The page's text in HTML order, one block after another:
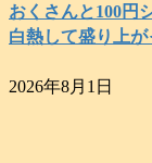
おくさんと100円
白熱して盛り上
2026年8月1日